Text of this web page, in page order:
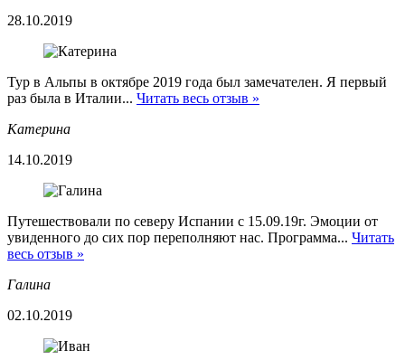
28.10.2019
Тур в Альпы в октябре 2019 года был замечателен. Я первый
раз была в Италии... Читать весь отзыв »
Катерина
14.10.2019
Путешествовали по северу Испании с 15.09.19г. Эмоции от
увиденного до сих пор переполняют нас. Программа... Читать
весь отзыв »
Галина
02.10.2019